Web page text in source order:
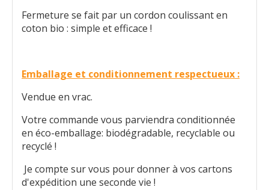
Fermeture se fait par un cordon coulissant en
coton bio : simple et efficace !
Emballage et conditionnement respectueux :
Vendue en vrac.
Votre commande vous parviendra conditionnée
en éco-emballage: biodégradable, recyclable ou
recyclé !
Je compte sur vous pour donner à vos cartons
d'expédition une seconde vie !